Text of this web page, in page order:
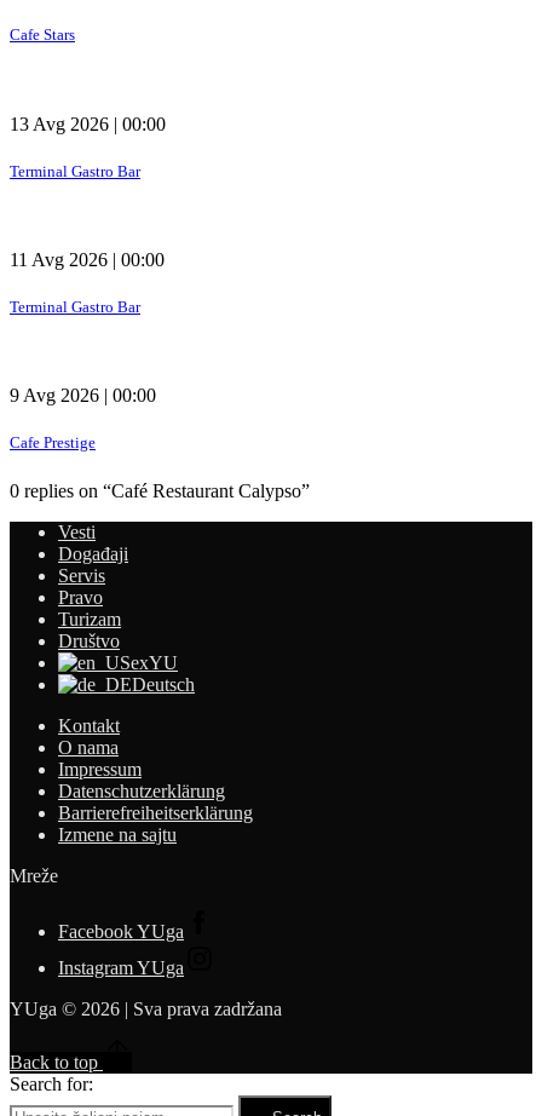
Cafe Stars
13 Avg 2026 | 00:00
Terminal Gastro Bar
11 Avg 2026 | 00:00
Terminal Gastro Bar
9 Avg 2026 | 00:00
Cafe Prestige
0 replies on “Café Restaurant Calypso”
Vesti
Događaji
Servis
Pravo
Turizam
Društvo
exYU
Deutsch
Kontakt
O nama
Impressum
Datenschutzerklärung
Barrierefreiheitserklärung
Izmene na sajtu
Mreže
Facebook YUga
Instagram YUga
YUga © 2026 | Sva prava zadržana
Back to top
Search for: